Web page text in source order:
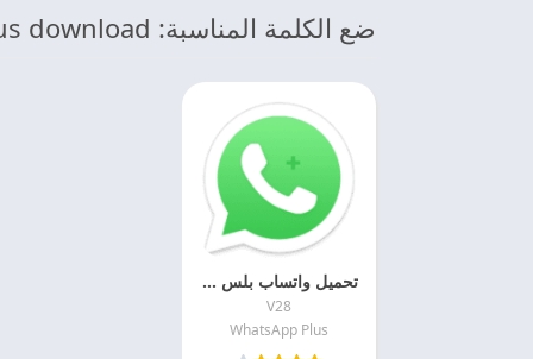
ضع الكلمة المناسبة: WhatsApp Plus download
تحميل واتساب بلس الأخضر 2027 WhatsApp Plus اخر اصدار مجانا
V28
WhatsApp Plus